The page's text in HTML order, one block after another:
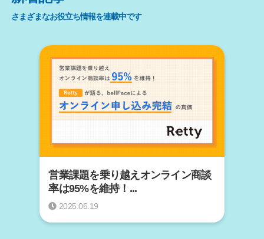
さまざまなお役立ち情報を連載中です
営業課題を乗り越えオンライン商談
率は95%を維持！...
2025.06.19